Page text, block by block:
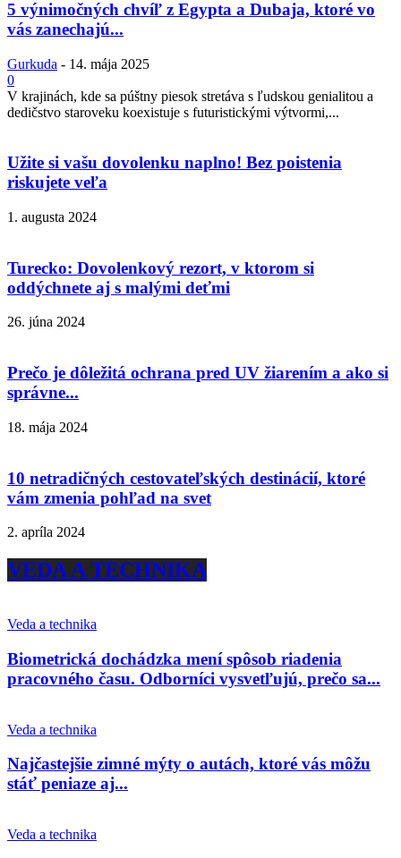
5 výnimočných chvíľ z Egypta a Dubaja, ktoré vo
vás zanechajú...
Gurkuda - 14. mája 2025
0
V krajinách, kde sa púštny piesok stretáva s ľudskou genialitou a
dedičstvo staroveku koexistuje s futuristickými výtvormi,...
Užite si vašu dovolenku naplno! Bez poistenia
riskujete veľa
1. augusta 2024
Turecko: Dovolenkový rezort, v ktorom si
oddýchnete aj s malými deťmi
26. júna 2024
Prečo je dôležitá ochrana pred UV žiarením a ako si
správne...
18. mája 2024
10 netradičných cestovateľských destinácií, ktoré
vám zmenia pohľad na svet
2. apríla 2024
VEDA A TECHNIKA
Veda a technika
Biometrická dochádzka mení spôsob riadenia
pracovného času. Odborníci vysvetľujú, prečo sa...
Veda a technika
Najčastejšie zimné mýty o autách, ktoré vás môžu
stáť peniaze aj...
Veda a technika